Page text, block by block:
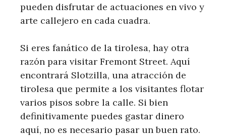
pueden disfrutar de actuaciones en vivo y
arte callejero en cada cuadra.
Si eres fanático de la tirolesa, hay otra
razón para visitar Fremont Street. Aquí
encontrará Slotzilla, una atracción de
tirolesa que permite a los visitantes flotar
varios pisos sobre la calle. Si bien
definitivamente puedes gastar dinero
aquí, no es necesario pasar un buen rato.